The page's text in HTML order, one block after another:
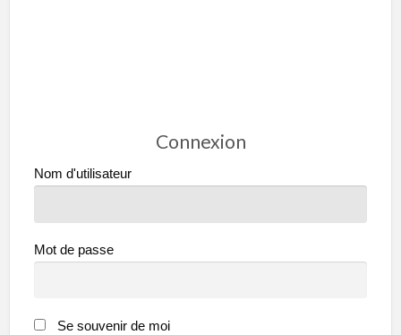
Connexion
Nom d'utilisateur
Mot de passe
Se souvenir de moi